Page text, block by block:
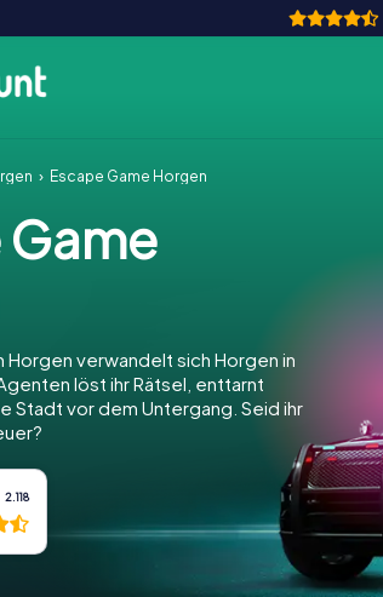
Escape Game Horgen
Horgen verwandelt sich Horgen in
löst ihr Rätsel, enttarnt
Stadt vor dem Untergang. Seid ihr
2.118